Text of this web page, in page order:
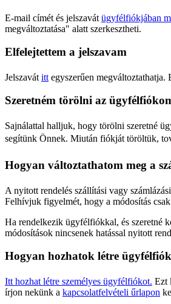
E-mail címét és jelszavát ügyfélfiókjában
megváltoztatása" alatt szerkesztheti.
Elfelejtettem a jelszavam
Jelszavát itt egyszerűen
Szeretném törölni az
Sajnálattal halljuk, hogy törölni szeretné
segítünk Önnek. Miután fiókját töröltük,
Hogyan változtathatom meg a
A nyitott rendelés szállítási vagy
Felhívjuk figyelmét, hogy a módosítás
Ha rendelkezik ügyfélfiókkal, és szeretné
módosítások nincsenek hatással nyitott
Hogyan hozhatok létre
Itt hozhat létre személyes ügyfélfiókot. Ezt
írjon nekünk a kapcsolatfelvételi űrlapon